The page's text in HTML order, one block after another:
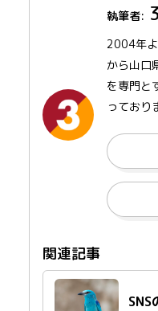
2004年
から山口
を専門と
っており